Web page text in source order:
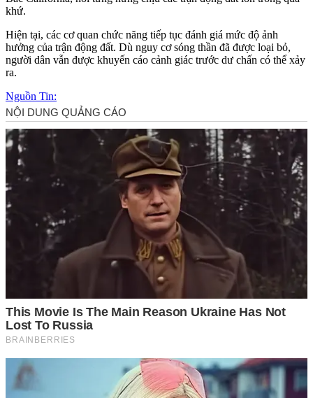
khứ.
Hiện tại, các cơ quan chức năng tiếp tục đánh giá mức độ ảnh
hưởng của trận động đất. Dù nguy cơ sóng thần đã được loại bỏ,
người dân vẫn được khuyến cáo cảnh giác trước dư chấn có thể xảy
ra.
Nguồn Tin: